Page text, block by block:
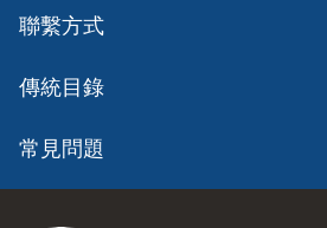
聯繫方式
傳統目錄
常見問題